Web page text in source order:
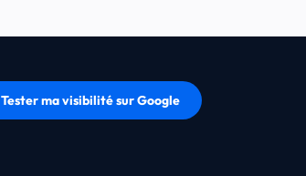
Tester ma visibilité sur Google